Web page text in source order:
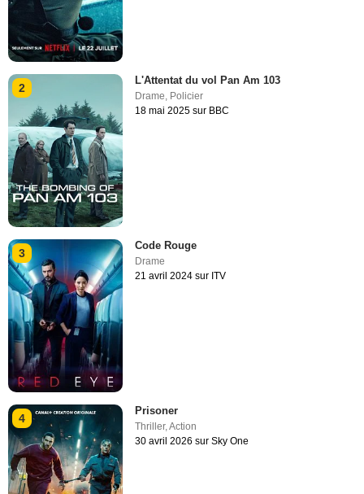
2
L'Attentat du vol Pan Am 103
Drame Policier
18 mai 2025 sur BBC
3
Code Rouge
Drame
21 avril 2024 sur ITV
4
Prisoner
Thriller,Action
30 avril 2026 sur Sky One